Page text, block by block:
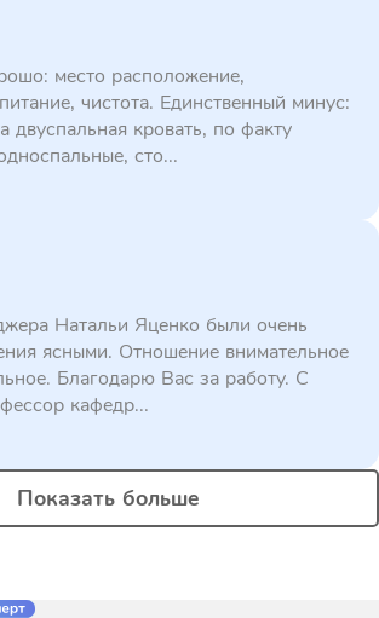
место расположение,
чистота. Единственный минус:
двуспальная кровать, по факту
сто...
Натальи Яценко были очень
ясными. Отношение внимательное
Благодарю Вас за работу. С
кафедр...
Показать больше